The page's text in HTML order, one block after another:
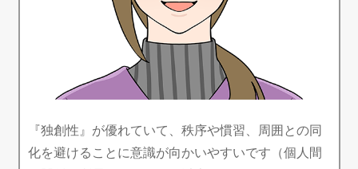
『独創性』が優れていて、秩序や慣習、周囲との同
化を避けることに意識が向かいやすいです（個人間